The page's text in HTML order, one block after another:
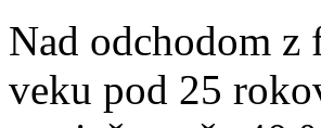
Nad odchodom z
veku pod 25